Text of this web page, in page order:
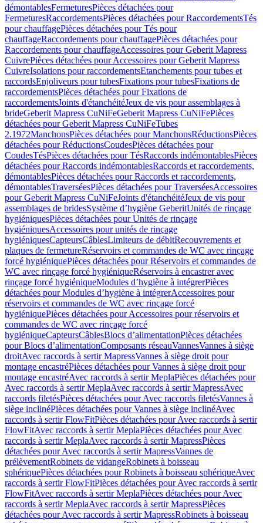
démontablesFermeturesPièces détachées pour
FermeturesRaccordementsPièces détachées pour RaccordementsTés
pour chauffagePièces détachées pour Tés pour
chauffageRaccordements pour chauffagePièces détachées pour
Raccordements pour chauffageAccessoires pour Geberit Mapress
CuivrePièces détachées pour Accessoires pour Geberit Mapress
CuivreIsolations pour raccordementsEtanchements pour tubes et
raccordsEnjoliveurs pour tubesFixations pour tubesFixations de
raccordementsPièces détachées pour Fixations de
raccordementsJoints d'étanchéitéJeux de vis pour assemblages à
brideGeberit Mapress CuNiFeGeberit Mapress CuNiFePièces
détachées pour Geberit Mapress CuNiFeTubes
2.1972ManchonsPièces détachées pour ManchonsRéductionsPièces
détachées pour RéductionsCoudesPièces détachées pour
CoudesTésPièces détachées pour TésRaccords indémontablesPièces
détachées pour Raccords indémontablesRaccords et raccordements,
démontablesPièces détachées pour Raccords et raccordements,
démontablesTraverséesPièces détachées pour TraverséesAccessoires
pour Geberit Mapress CuNiFeJoints d'étanchéitéJeux de vis pour
assemblages de bridesSystème d’hygiène GeberitUnités de rinçage
hygiéniquesPièces détachées pour Unités de rinçage
hygiéniquesAccessoires pour unités de rinçage
hygiéniquesCapteursCâblesLimiteurs de débitRecouvrements et
plaques de fermetureRéservoirs et commandes de WC avec rinçage
forcé hygiéniquePièces détachées pour Réservoirs et commandes de
WC avec rinçage forcé hygiéniqueRéservoirs à encastrer avec
rinçage forcé hygiéniqueModules d’hygiène à intégrerPièces
détachées pour Modules d’hygiène à intégrerAccessoires pour
réservoirs et commandes de WC avec rinçage forcé
hygiéniquePièces détachées pour Accessoires pour réservoirs et
commandes de WC avec rinçage forcé
hygiéniqueCapteursCâblesBlocs d’alimentationPièces détachées
pour Blocs d’alimentationComposants réseauVannesVannes à siège
droitAvec raccords à sertir MapressVannes à siège droit pour
montage encastréPièces détachées pour Vannes à siège droit pour
montage encastréAvec raccords à sertir MeplaPièces détachées pour
Avec raccords à sertir MeplaAvec raccords à sertir MapressAvec
raccords filetésPièces détachées pour Avec raccords filetésVannes à
siège inclinéPièces détachées pour Vannes à siège inclinéAvec
raccords à sertir FlowFitPièces détachées pour Avec raccords à sertir
FlowFitAvec raccords à sertir MeplaPièces détachées pour Avec
raccords à sertir MeplaAvec raccords à sertir MapressPièces
détachées pour Avec raccords à sertir MapressVannes de
prélèvementRobinets de vidangeRobinets à boisseau
sphériquePièces détachées pour Robinets à boisseau sphériqueAvec
raccords à sertir FlowFitPièces détachées pour Avec raccords à sertir
FlowFitAvec raccords à sertir MeplaPièces détachées pour Avec
raccords à sertir MeplaAvec raccords à sertir MapressPièces
détachées pour Avec raccords à sertir MapressRobinets à boisseau